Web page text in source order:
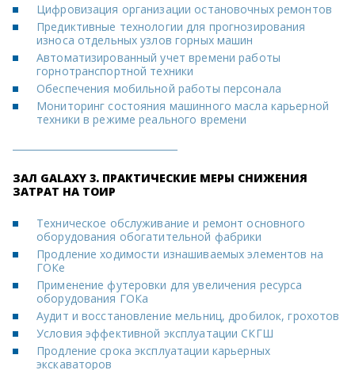
Цифровизация организации остановочных ремонтов
Предиктивные технологии для прогнозирования
износа отдельных узлов горных машин
Автоматизированный учет времени работы
горнотранспортной техники
Обеспечения мобильной работы персонала
Мониторинг состояния машинного масла карьерной
техники в режиме реального времени
ЗАЛ GALAXY 3. ПРАКТИЧЕСКИЕ МЕРЫ СНИЖЕНИЯ
ЗАТРАТ НА ТОИР
Техническое обслуживание и ремонт основного
оборудования обогатительной фабрики
Продление ходимости изнашиваемых элементов на
ГОКе
Применение футеровки для увеличения ресурса
оборудования ГОКа
Аудит и восстановление мельниц, дробилок, грохотов
Условия эффективной эксплуатации СКГШ
Продление срока эксплуатации карьерных
экскаваторов